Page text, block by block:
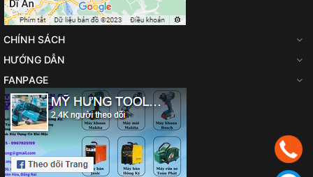
đường kính
Trọng lượng
CHÍNH SÁCH
HƯỚNG DẪN
FANPAGE